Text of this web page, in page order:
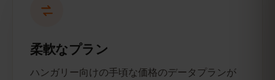
柔軟なプラン
ハンガリー向けの手頃な価格のデータプランが